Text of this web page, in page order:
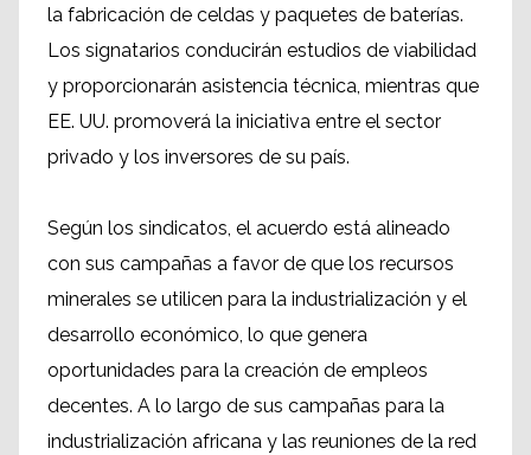
la fabricación de celdas y paquetes de baterías.
Los signatarios conducirán estudios de viabilidad
y proporcionarán asistencia técnica, mientras que
EE. UU. promoverá la iniciativa entre el sector
privado y los inversores de su país.
Según los sindicatos, el acuerdo está alineado
con sus campañas a favor de que los recursos
minerales se utilicen para la industrialización y el
desarrollo económico, lo que genera
oportunidades para la creación de empleos
decentes. A lo largo de sus campañas para la
industrialización africana y las reuniones de la red